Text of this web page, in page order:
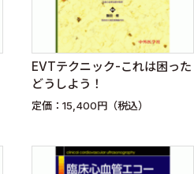
EVTテクニック-これは困った
どうしよう！
定価：15,400円（税込）